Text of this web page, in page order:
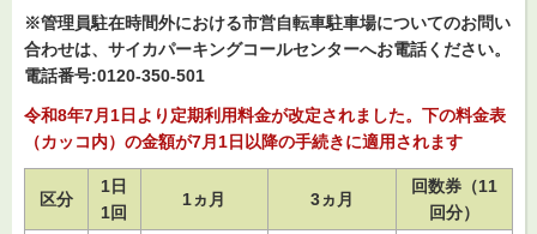
※管理員駐在時間外における市営自転車駐車場についてのお問い
合わせは、サイカパーキングコールセンターへお電話ください。
電話番号:0120-350-501
令和8年7月1日より定期利用料金が改定されました。下の料金表
（カッコ内）の金額が7月1日以降の手続きに適用されます
区分
1日
1回
1ヵ月 3ヵ月
回数券（11
回分）